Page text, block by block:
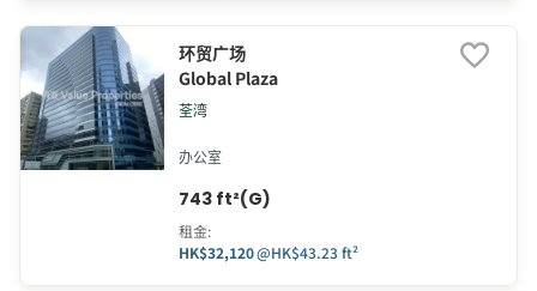
环贸广场
Global Plaza
荃湾
办公室
743 ft²(G)
租金:
HK$32,120@HK$43.23 ft²